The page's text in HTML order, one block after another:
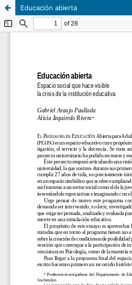
Educación abierta